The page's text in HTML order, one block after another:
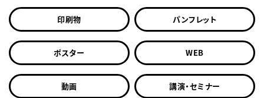
印刷物 パンフレット
ポスター WEB
動画 講演・セミナー